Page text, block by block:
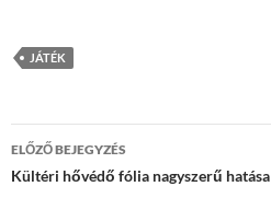
JÁTÉK
Bejegyzés
navigáció
ELŐZŐ BEJEGYZÉS
Kültéri hővédő fólia nagyszerű hatása